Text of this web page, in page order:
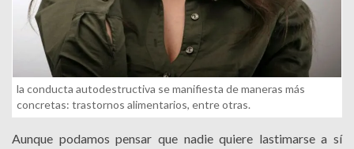
la conducta autodestructiva se manifiesta de maneras más
concretas: trastornos alimentarios, entre otras.
Aunque podamos pensar que nadie quiere lastimarse a sí